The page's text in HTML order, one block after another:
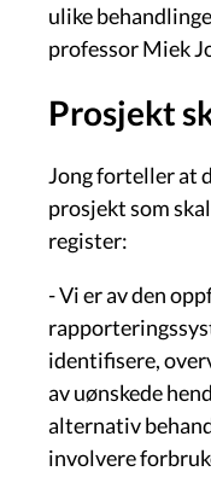
ulike
professor Miek
Prosjekt
Jong forteller at
prosjekt som
register:
- Vi er av den
identifisere,
av uønskede
alternativ
involvere